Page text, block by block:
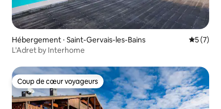
Hébergement ⋅ Saint-Gervais-les-Bains
5 (7)
L'Adret by Interhome
Coup de cœur voyageurs
Coup de cœur voyageurs